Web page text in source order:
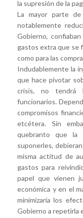
la supresión de la
La mayor parte
notablemente
Gobierno,
gastos extra que se
como para las
Indudablemente la
que hace pivotar
crisis, no tendrá
funcionarios.
compromisos
etcétera. Sin
quebranto que la
suponerles,
misma actitud de
gastos para
papel que vienen
económica y en el
minimizaría los
Gobierno a repetirla